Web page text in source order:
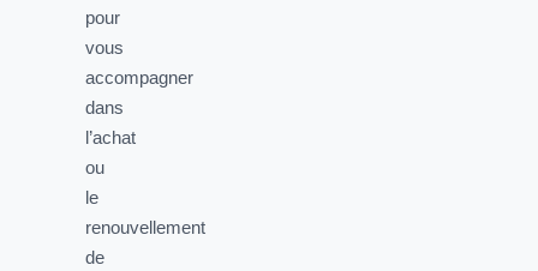
pour
vous
accompagner
dans
l’achat
ou
le
renouvellement
de